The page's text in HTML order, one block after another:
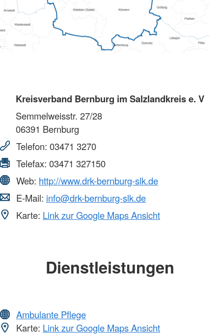
Kreisverband Bernburg im Salzlandkreis e. V
Semmelweisstr. 27/28
06391 Bernburg
Telefon: 03471 3270
Telefax: 03471 327150
Web: http://www.drk-bernburg-slk.de
E-Mail: info@drk-bernburg-slk.de
Karte: Link zur Google Maps Ansicht
Dienstleistungen
Ambulante Pflege
Karte: Link zur Google Maps Ansicht